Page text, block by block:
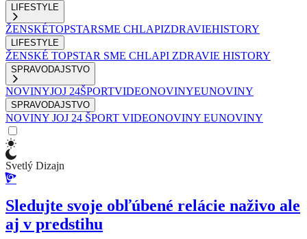
LIFESTYLE
ŽENSKÉTOPSTARSME CHLAPIZDRAVIEHISTORY
LIFESTYLE
ŽENSKÉ TOPSTAR SME CHLAPI ZDRAVIE HISTORY
SPRAVODAJSTVO
NOVINYJOJ 24ŠPORTVIDEONOVINYEUNOVINY
SPRAVODAJSTVO
NOVINY JOJ 24 ŠPORT VIDEONOVINY EUNOVINY
Svetlý Dizajn
Sledujte svoje obľúbené relácie naživo ale
aj v predstihu